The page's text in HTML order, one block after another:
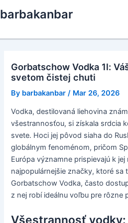
to
barbakanbar
Gorbatschow Vodka 1l:
svetom čistej chuti
By barbakanbar / Mar 26, 2026
Vodka, destilovaná liehovina
všestrannosťou, si získala srdcia
svete. Hoci jej pôvod siaha do
globálnym fenoménom, pričom
Európa významne prispievajú k
najpopulárnejšie značky, ktoré sa
Gorbatschow Vodka, často
z nej robí ideálnu voľbu pre rôzne
Všestrannosť